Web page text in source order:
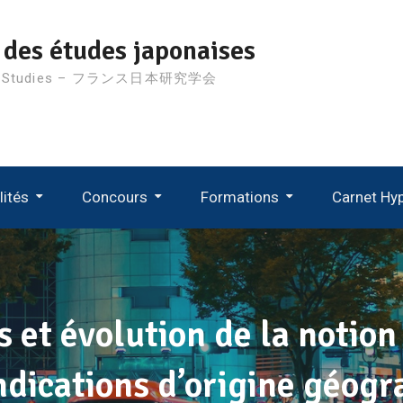
études japonaises
– フランス日本研究学会
Concours Formations Carnet
et évolution de la
d’origine